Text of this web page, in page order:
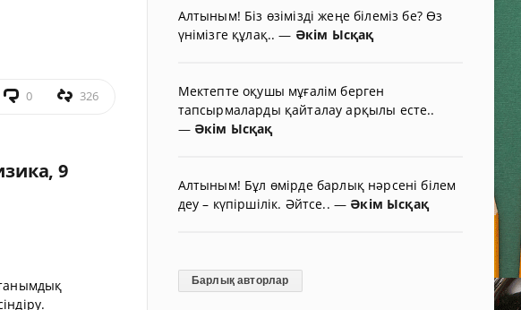
0 326
9
Алтыным! Біз өзімізді жеңе білеміз бе? Өз
үнімізге құлақ..— Әкім Ысқақ
Мектепте оқушы мұғалім берген
тапсырмаларды қайталау арқылы есте..
— Әкім Ысқақ
Алтыным! Бұл өмірде барлық нәрсені білем
деу – күпіршілік. Әйтсе.. — Әкім Ысқақ
Барлық авторлар